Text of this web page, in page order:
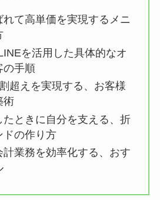
れて高単価を実現するメニ
を活用した具体的なオ
の手順
超えを実現する、お客様
術
たときに自分を支える、折
ドの作り方
業務を効率化する、おす